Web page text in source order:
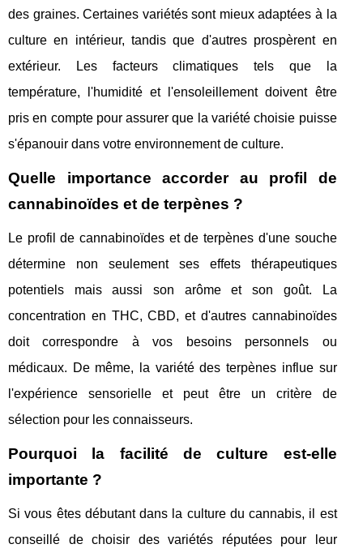
des graines. Certaines variétés sont mieux adaptées à la
culture en intérieur, tandis que d'autres prospèrent en
extérieur. Les facteurs climatiques tels que la
température, l'humidité et l'ensoleillement doivent être
pris en compte pour assurer que la variété choisie puisse
s'épanouir dans votre environnement de culture.
Quelle importance accorder au profil de
cannabinoïdes et de terpènes ?
Le profil de cannabinoïdes et de terpènes d'une souche
détermine non seulement ses effets thérapeutiques
potentiels mais aussi son arôme et son goût. La
concentration en THC, CBD, et d'autres cannabinoïdes
doit correspondre à vos besoins personnels ou
médicaux. De même, la variété des terpènes influe sur
l'expérience sensorielle et peut être un critère de
sélection pour les connaisseurs.
Pourquoi la facilité de culture est-elle
importante ?
Si vous êtes débutant dans la culture du cannabis, il est
conseillé de choisir des variétés réputées pour leur